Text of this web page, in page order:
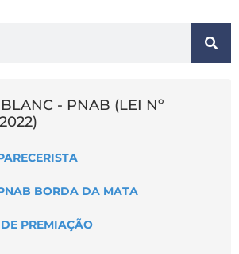
- PNAB (LEI Nº
BORDA DA MATA
PREMIAÇÃO